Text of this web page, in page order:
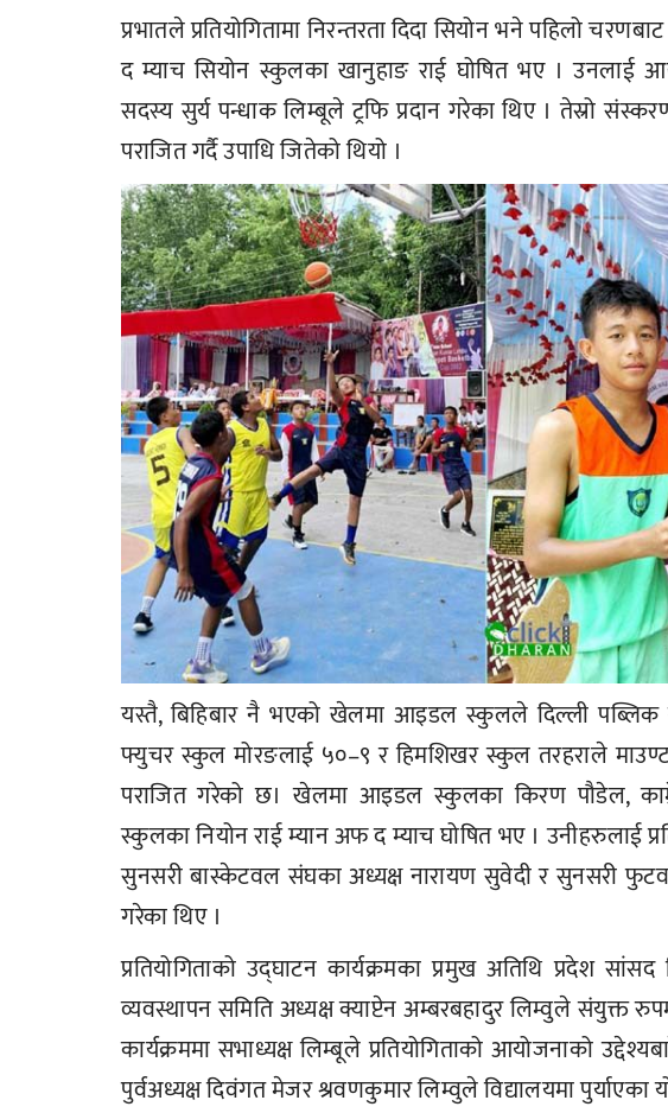
प्रभातले प्रतियोगितामा निरन्तरता दिदा सियोन भने पहिलो
द म्याच सियोन स्कुलका खानुहाङ राई घोषित भए । उनलाई
सदस्य सुर्य पन्धाक लिम्बूले ट्रफि प्रदान गरेका थिए । तेस्रो
पराजित गर्दै उपाधि जितेको थियो ।
यस्तै, बिहिबार नै भएको खेलमा आइडल स्कुलले दिल्ली
फ्युचर स्कुल मोरङलाई ५०–९ र हिमशिखर स्कुल तरहराले
पराजित गरेको छ। खेलमा आइडल स्कुलका किरण पौडेल,
स्कुलका नियोन राई म्यान अफ द म्याच घोषित भए । उनीहरुलाई
सुनसरी बास्केटवल संघका अध्यक्ष नारायण सुवेदी र सुनसरी
गरेका थिए ।
प्रतियोगिताको उद्घाटन कार्यक्रमका प्रमुख अतिथि प्रदेश
व्यवस्थापन समिति अध्यक्ष क्याप्टेन अम्बरबहादुर लिम्वुले संयुक्त
कार्यक्रममा सभाध्यक्ष लिम्बूले प्रतियोगिताको आयोजनाको
पुर्वअध्यक्ष दिवंगत मेजर श्रवणकुमार लिम्वुले विद्यालयमा पुर्याएका